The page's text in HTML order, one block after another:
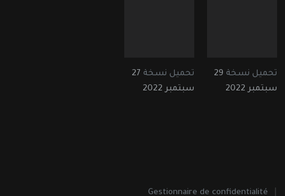
تحميل نسخة 29
سبتمبر 2022
تحميل نسخة 27
سبتمبر 2022
Gestionnaire de confidentialité